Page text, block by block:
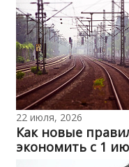
22 июля, 2026
Как новые
экономить с 1